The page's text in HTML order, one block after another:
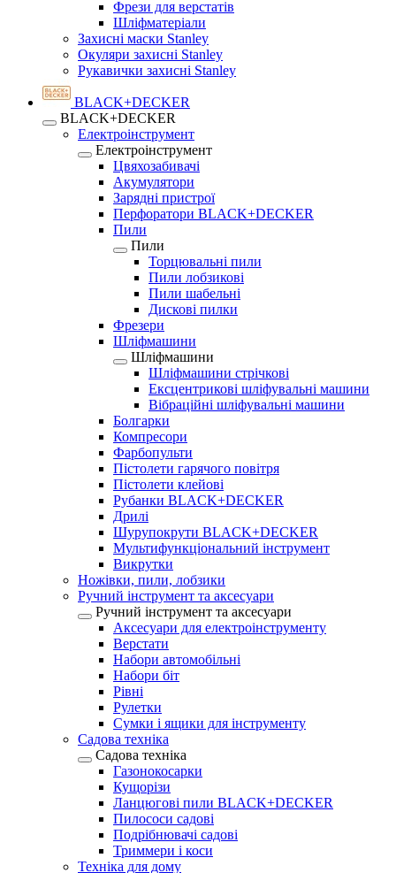
Фрези для верстатів
Шліфматеріали
Захисні маски Stanley
Окуляри захисні Stanley
Рукавички захисні Stanley
BLACK+DECKER
BLACK+DECKER
Електроінструмент
Електроінструмент
Цвяхозабивачі
Акумулятори
Зарядні пристрої
Перфоратори BLACK+DECKER
Пили
Пили
Торцювальні пили
Пили лобзикові
Пили шабельні
Дискові пилки
Фрезери
Шліфмашини
Шліфмашини
Шліфмашини стрічкові
Ексцентрикові шліфувальні машини
Вібраційні шліфувальні машини
Болгарки
Компресори
Фарбопульти
Пістолети гарячого повітря
Пістолети клейові
Рубанки BLACK+DECKER
Дрилі
Шурупокрути BLACK+DECKER
Мультифункціональний інструмент
Викрутки
Ножівки, пили, лобзики
Ручний інструмент та аксесуари
Ручний інструмент та аксесуари
Аксесуари для електроінструменту
Верстати
Набори автомобільні
Набори біт
Рівні
Рулетки
Сумки і ящики для інструменту
Садова техніка
Садова техніка
Газонокосарки
Кущорізи
Ланцюгові пили BLACK+DECKER
Пилососи садові
Подрібнювачі садові
Триммери і коси
Техніка для дому